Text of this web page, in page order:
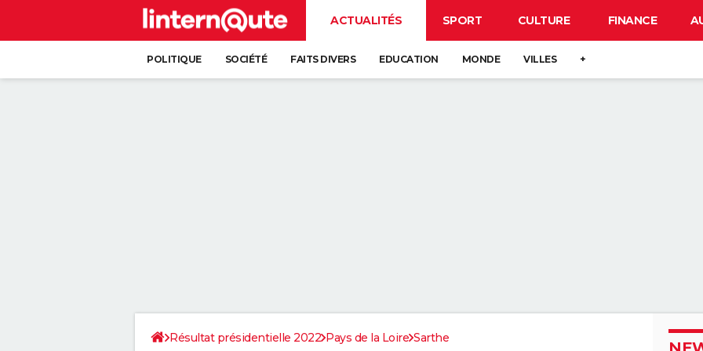
ACTUALITÉS SPORT CULTURE FINANCE
POLITIQUE SOCIÉTÉ FAITS DIVERS EDUCATION MONDE VILLES +
Résultat présidentielle 2022 Pays de la Loire Sarthe